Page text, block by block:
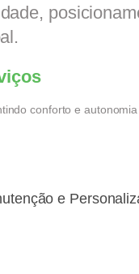
conforto e
e